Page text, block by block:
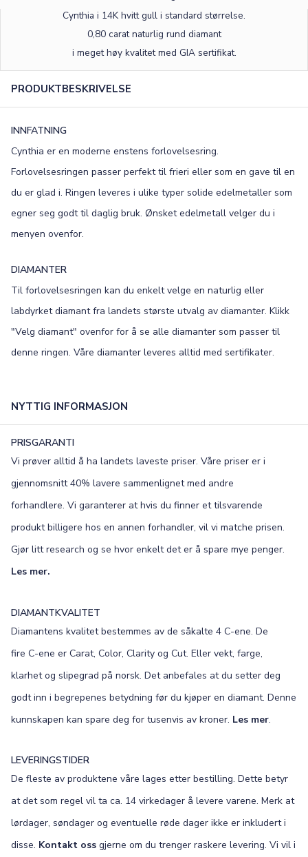
Cynthia i 14K hvitt gull i standard størrelse.
0,80 carat naturlig rund diamant
i meget høy kvalitet med GIA sertifikat.
PRODUKTBESKRIVELSE
INNFATNING
Cynthia er en moderne enstens forlovelsesring.
Forlovelsesringen passer perfekt til frieri eller som en gave til en
du er glad i. Ringen leveres i ulike typer solide edelmetaller som
egner seg godt til daglig bruk. Ønsket edelmetall velger du i
menyen ovenfor.
DIAMANTER
Til forlovelsesringen kan du enkelt velge en naturlig eller
labdyrket diamant fra landets største utvalg av diamanter. Klikk
"Velg diamant" ovenfor for å se alle diamanter som passer til
denne ringen. Våre diamanter leveres alltid med sertifikater.
NYTTIG INFORMASJON
PRISGARANTI
Vi prøver alltid å ha landets laveste priser. Våre priser er i
gjennomsnitt 40% lavere sammenlignet med andre
forhandlere. Vi garanterer at hvis du finner et tilsvarende
produkt billigere hos en annen forhandler, vil vi matche prisen.
Gjør litt research og se hvor enkelt det er å spare mye penger.
Les mer.
DIAMANTKVALITET
Diamantens kvalitet bestemmes av de såkalte 4 C-ene. De
fire C-ene er Carat, Color, Clarity og Cut. Eller vekt, farge,
klarhet og slipegrad på norsk. Det anbefales at du setter deg
godt inn i begrepenes betydning før du kjøper en diamant. Denne
kunnskapen kan spare deg for tusenvis av kroner. Les mer.
LEVERINGSTIDER
De fleste av produktene våre lages etter bestilling. Dette betyr
at det som regel vil ta ca. 14 virkedager å levere varene. Merk at
lørdager, søndager og eventuelle røde dager ikke er inkludert i
disse. Kontakt oss gjerne om du trenger raskere levering. Vi vil i